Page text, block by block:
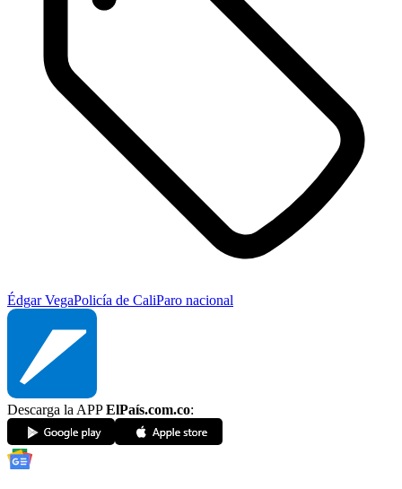
Édgar VegaPolicía de CaliParo nacional
Descarga la APPElPaís.com.co: